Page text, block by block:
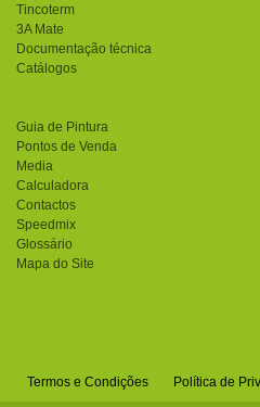
Tincoterm
3A Mate
Documentação técnica
Catálogos
Guia de Pintura
Pontos de Venda
Media
Calculadora
Contactos
Speedmix
Glossário
Mapa do Site
Termos e Condições Política de